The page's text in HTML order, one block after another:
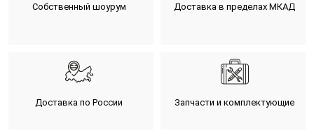
Собственный шоурум Доставка в пределах МКАД
Доставка по России Запчасти и комплектующие